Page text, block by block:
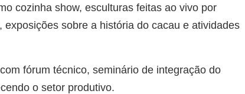
cozinha show, esculturas feitas ao vivo por
sobre a história do cacau e atividades
fórum técnico, seminário de integração do
o setor produtivo.